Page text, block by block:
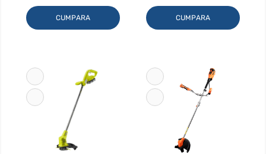
CUMPARA CUMPARA